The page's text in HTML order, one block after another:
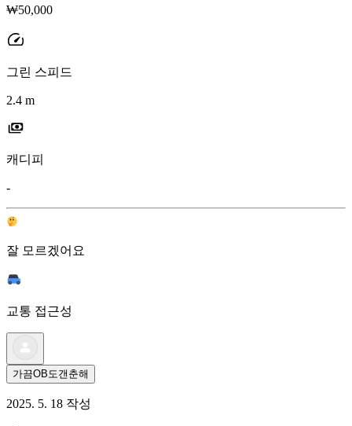
₩50,000
그린 스피드
2.4 m
캐디피
-
잘 모르겠어요
교통 접근성
가끔OB도갠춘해
2025. 5. 18 작성